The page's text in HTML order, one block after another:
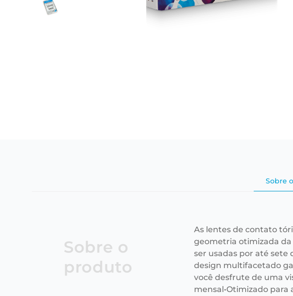
Sobre
Sobre o
produto
As lentes de contato
geometria otimizada
ser usadas por até sete
design multifacetado
você desfrute de uma
mensal•Otimizado